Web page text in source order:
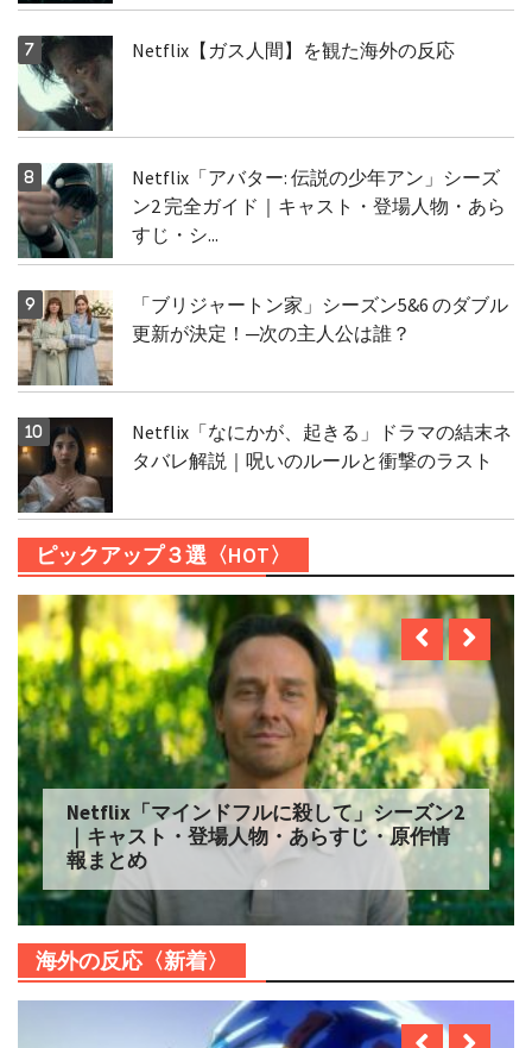
Netflix【ガス人間】を観た海外の反応
Netflix「アバター: 伝説の少年アン」シーズ
ン2 完全ガイド｜キャスト・登場人物・あら
すじ・シ...
「ブリジャートン家」シーズン5&6 のダブル
更新が決定！─次の主人公は誰？
Netflix「なにかが、起きる」ドラマの結末ネ
タバレ解説｜呪いのルールと衝撃のラスト
ピックアップ３選〈HOT〉
Netflix「マインドフルに殺して」シーズン2
｜キャスト・登場人物・あらすじ・原作情
報まとめ
海外の反応〈新着〉